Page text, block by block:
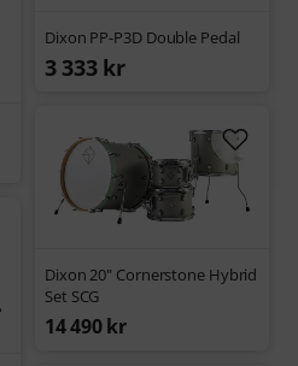
Dixon PP-P3D Double Pedal
3 333 kr
Dixon 20" Cornerstone Hybrid
Set SCG
14 490 kr